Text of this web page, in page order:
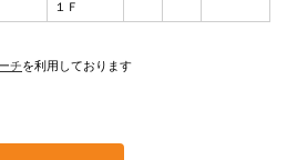
１Ｆ
チを利用しております